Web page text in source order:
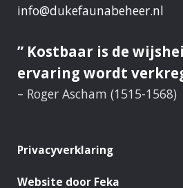
voor
terugdringen
enorme
info@dukefaunabeheer.nl
” Kostbaar is de
ervaring wordt
– Roger Ascham (1515-1568)
Privacyverklaring
Website door Feka